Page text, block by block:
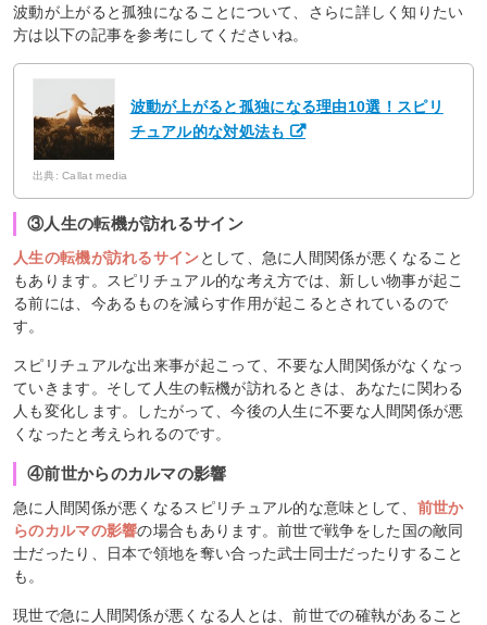
波動が上がると孤独になることについて、さらに詳しく知りたい
方は以下の記事を参考にしてくださいね。
波動が上がると孤独になる理由10選！スピリ
チュアル的な対処法も
出典: Callat media
③人生の転機が訪れるサイン
人生の転機が訪れるサインとして、急に人間関係が悪くなること
もあります。スピリチュアル的な考え方では、新しい物事が起こ
る前には、今あるものを減らす作用が起こるとされているので
す。
スピリチュアルな出来事が起こって、不要な人間関係がなくなっ
ていきます。そして人生の転機が訪れるときは、あなたに関わる
人も変化します。したがって、今後の人生に不要な人間関係が悪
くなったと考えられるのです。
④前世からのカルマの影響
急に人間関係が悪くなるスピリチュアル的な意味として、 前世か
らのカルマの影響の場合もあります。前世で戦争をした国の敵同
士だったり、日本で領地を奪い合った武士同士だったりすること
も。
現世で急に人間関係が悪くなる人とは、前世での確執があること